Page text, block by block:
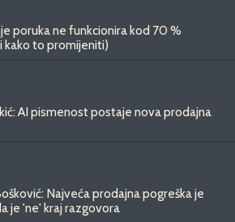
poruka ne funkcionira kod 70 %
kako to promijeniti)
AI pismenost postaje nova prodajna
Najveća prodajna pogreška je
je 'ne' kraj razgovora